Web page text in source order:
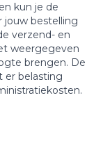
kun je de
jouw bestelling
verzend- en
weergegeven
brengen. De
er belasting